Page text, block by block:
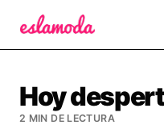
Hoy
2 MIN DE LECTURA